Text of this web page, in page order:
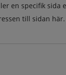
en specifik sida
till sidan här.